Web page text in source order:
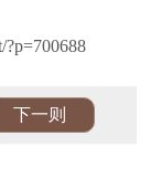
下一则